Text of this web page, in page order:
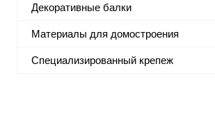
Декоративные балки
Материалы для домостроения
Специализированный крепеж